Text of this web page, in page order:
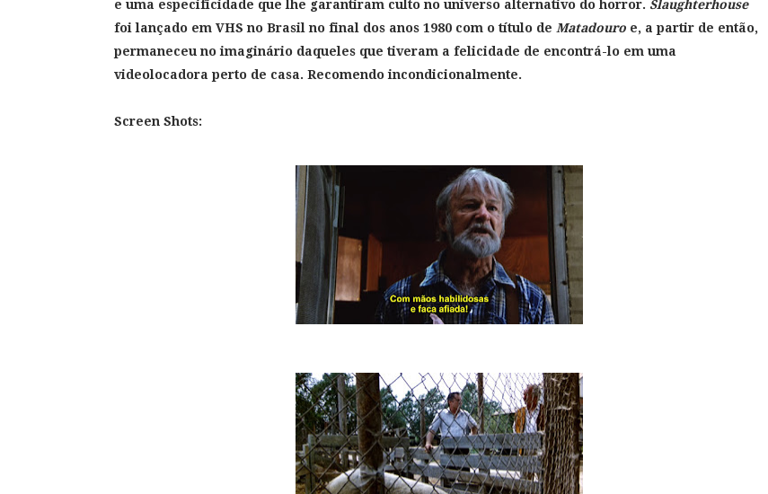
e uma especificidade que lhe garantiram culto no universo alternativo do horror. Slaughterhouse
foi lançado em VHS no Brasil no final dos anos 1980 com o título de Matadouro e, a partir de então,
permaneceu no imaginário daqueles que tiveram a felicidade de encontrá-lo em uma
videolocadora perto de casa. Recomendo incondicionalmente.
Screen Shots: